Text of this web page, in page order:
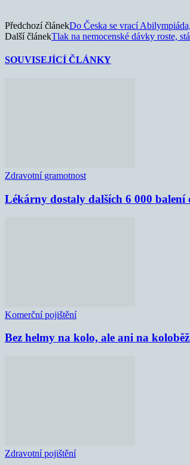
Předchozí článekDo Česka se vrací
Další článekTlak na nemocenské dávky roste,
SOUVISEJÍCÍ ČLÁNKY
Zdravotní gramotnost
Lékárny dostaly dalších 6 000
Komerční pojištění
Bez helmy na kolo, ale ani na
Zdravotní pojištění